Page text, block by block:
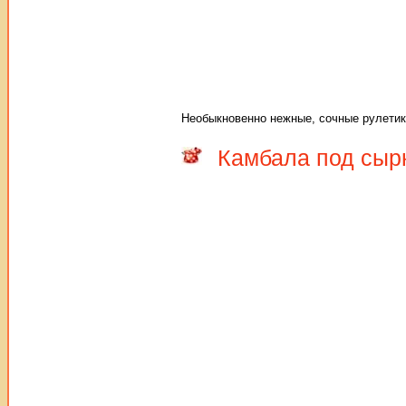
Необыкновенно нежные, сочные
Камбала под